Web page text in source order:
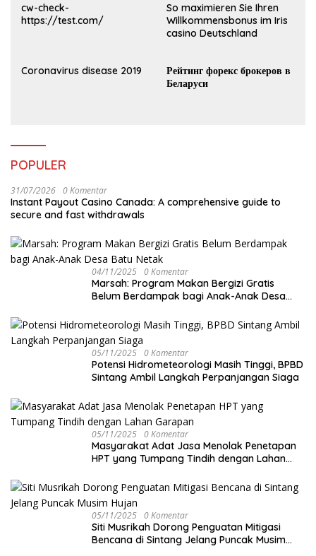
cw-check-
https://test.com/
So maximieren Sie Ihren
Willkommensbonus im Iris
casino Deutschland
Coronavirus disease 2019
Рейтинг форекс брокеров в
Беларуси
POPULER
31/07/2026 0 Komentar
Instant Payout Casino Canada: A comprehensive guide to
secure and fast withdrawals
04/11/2025 0 Komentar
Marsah: Program Makan Bergizi Gratis
Belum Berdampak bagi Anak-Anak Desa
05/11/2025 0 Komentar
Potensi Hidrometeorologi Masih Tinggi, BPBD
Sintang Ambil Langkah Perpanjangan Siaga
05/11/2025 0 Komentar
Masyarakat Adat Jasa Menolak Penetapan
HPT yang Tumpang Tindih dengan Lahan
05/11/2025 0 Komentar
Siti Musrikah Dorong Penguatan Mitigasi
Bencana di Sintang Jelang Puncak Musim